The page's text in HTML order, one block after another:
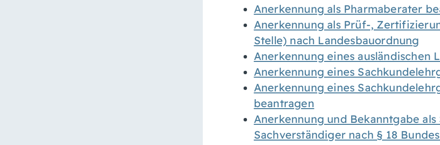
Anerkennung als Pharmaberater
Anerkennung als Prüf-,
Stelle) nach Landesbauordnung
Anerkennung eines ausländischen
Anerkennung eines
Anerkennung eines
beantragen
Anerkennung und Bekanntgabe
Sachverständiger nach § 18